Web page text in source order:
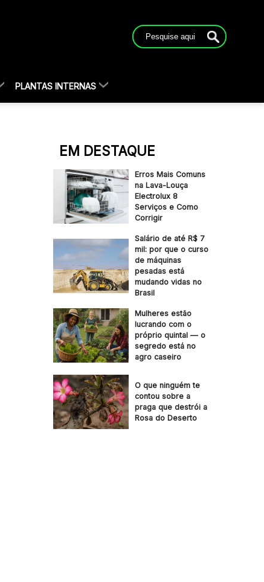
PLANTAS INTERNAS
EM DESTAQUE
Erros Mais Comuns
na Lava-Louça
Electrolux 8
Serviços e Como
Corrigir
Salário de até R$ 7
mil: por que o curso
de máquinas
pesadas está
mudando vidas no
Brasil
Mulheres estão
lucrando com o
próprio quintal — o
segredo está no
agro caseiro
O que ninguém te
contou sobre a
praga que destrói a
Rosa do Deserto